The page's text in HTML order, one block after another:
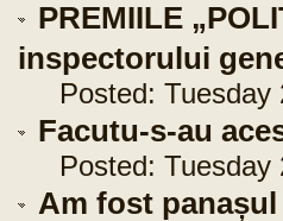
PREMIILE
inspectorului
Posted: Tuesday
Facutu-s-au
Posted: Tuesday
Am fost